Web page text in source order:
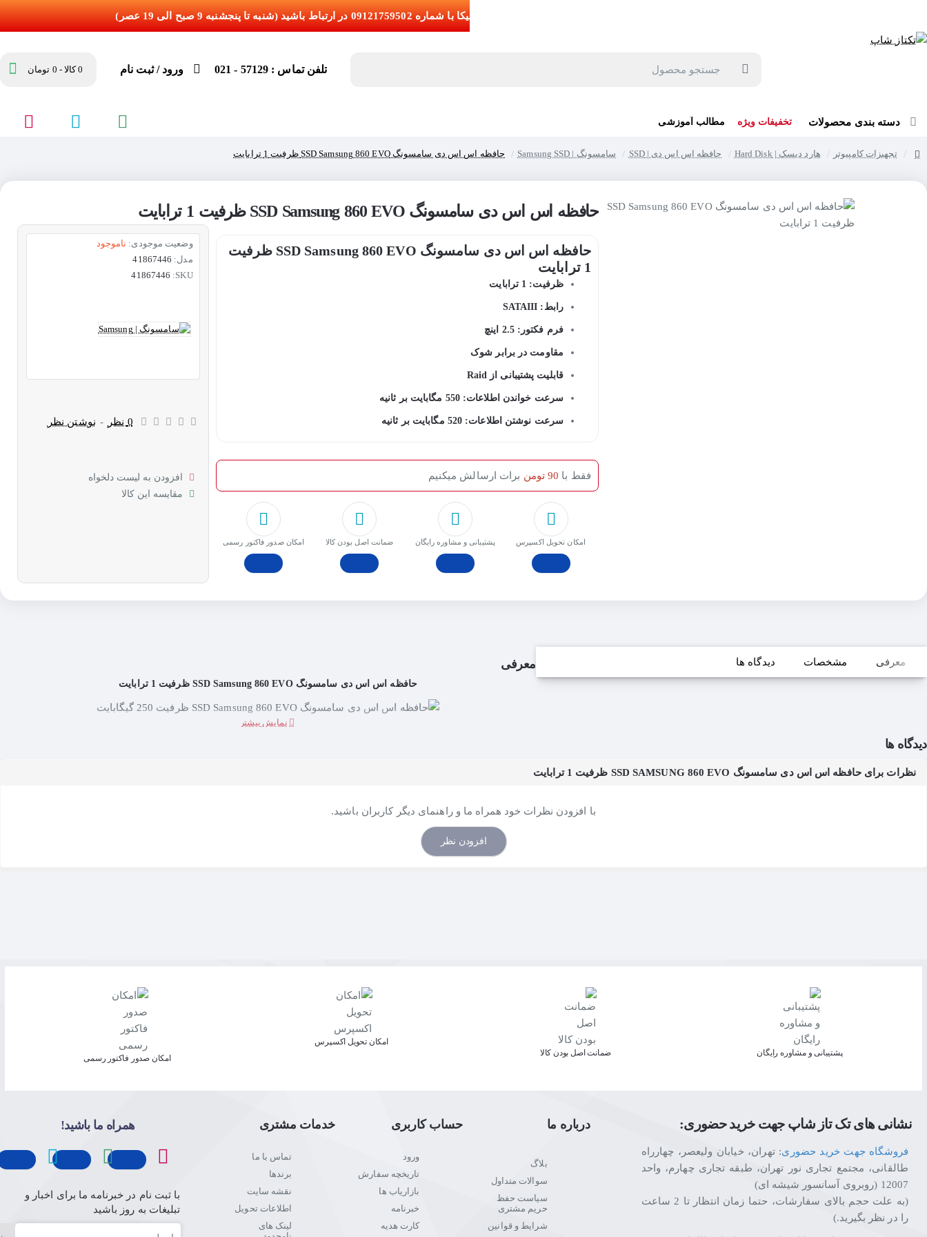
تلفن تماس : 57129 - 021 ورود / ثبت نام 0 کالا - 0 تومان
دسته بندی محصولات تخفیفات ویژه مطالب آموزشی
تجهیزات کامپیوتر هارد دیسک | Hard Disk حافظه اس اس دی | SSD سامسونگ | Samsung SSD حافظه اس اس دی سامسونگ SSD Samsung 860 EVO ظرفیت 1 ترابایت
حافظه اس اس دی سامسونگ SSD Samsung 860 EVO ظرفیت 1 ترابایت
حافظه اس اس دی سامسونگ SSD Samsung 860 EVO ظرفیت
1 ترابایت
ظرفیت: 1 ترابایت
رابط: SATAIII
فرم فکتور: 2.5 اینچ
مقاومت در برابر شوک
قابلیت پشتیبانی از Raid
سرعت خواندن اطلاعات: 550 مگابایت بر ثانیه
سرعت نوشتن اطلاعات: 520 مگابایت بر ثانیه
امکان تحویل اکسپرس پشتیبانی و مشاوره رایگان ﺿﻤﺎﻧﺖ اﺻﻞ ﺑﻮدن ﮐﺎﻟﺎ امکان صدور فاکتور رسمی
فقط با 90 تومن برات ارسالش میکنیم
وضعیت موجودی: ناموجود
مدل: 41867446
SKU:
41867446
0 نظر - نوشتن نظر
افزودن به لیست دلخواه
مقایسه این کالا
معرفی مشخصات دیدگاه ها معرفی
حافظه اس اس دی سامسونگ SSD Samsung 860 EVO ظرفیت 1 ترابایت
دیدگاه ها
نظرات برای حافظه اس اس دی سامسونگ SSD SAMSUNG 860 EVO ظرفیت 1 ترابایت
با افزودن نظرات خود همراه ما و راهنمای دیگر کاربران باشید.
افزودن نظر
پشتیبانی و مشاوره رایگان ﺿﻤﺎﻧﺖ اﺻﻞ ﺑﻮدن ﮐﺎﻟﺎ
اﻣﮑﺎن ﺗﺤﻮﯾﻞ اﮐﺴﭙﺮس
امکان صدور فاکتور رسمی
نشانی های تک تاز شاپ جهت خرید حضوری:
فروشگاه جهت خرید حضوری: تهران، خیابان ولیعصر، چهارراه
طالقانی، مجتمع تجاری نور تهران، طبقه تجاری چهارم، واحد
12007 (روبروی آسانسور شیشه ای)
(به علت حجم بالای سفارشات، حتما زمان انتظار تا 2 ساعت
را در نظر بگیرید.)
درباره ما
بلاگ
سوالات متداول
سیاست حفظ
حریم مشتری
شرایط و قوانین
حساب کاربری
ورود
تاریخچه سفارش
بازاریاب ها
خبرنامه
کارت هدیه
خدمات مشتری
تماس با ما
برندها
نقشه سایت
اطلاعات تحویل
لینک های
همراه ما باشید!
با ثبت نام در خبرنامه ما برای اخبار و
تبلیغات به روز باشید
ایمیل